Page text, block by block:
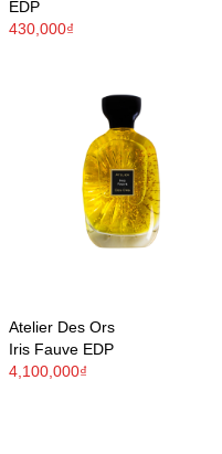
EDP
430,000₫
Atelier Des Ors
Iris Fauve EDP
4,100,000₫